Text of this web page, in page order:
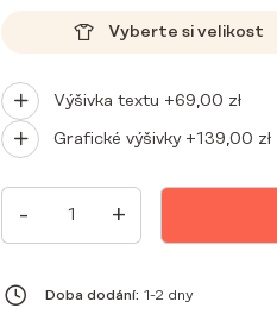
Vyberte si velikost
Výšivka textu +69,00 zł
Grafické výšivky +139,00 zł
-
DÁMSKÉ
LÉKAŘSKÉ
MNOŽSTVÍ
+
Doba dodání: 1-2 dny